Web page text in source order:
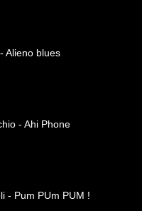
Alieno blues
- Ahi Phone
- Pum PUm PUM !